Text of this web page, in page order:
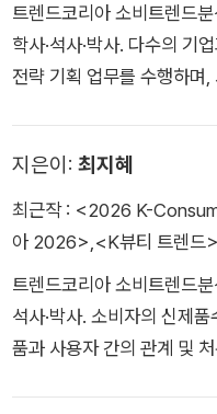
자와 시장〉이라는 강좌를
>를 개설했다. 이는 오픈
집필한 30여 권의 도서와
경제경영·자기계발·인생관
만든 김난도 작가의 ‘디지
서의 역할도 수행하고 있다.
등 여러 교육청과 학교, 서울
성전자·현대자동차·LG전
회사들에게 컨설팅과 강의를
켓컬리 인사이트』, 『더현대
트렌드코리아 소비트렌드
학사·석사·박사. 다수의 기
전략 기획 업무를 수행하며
학회 최우수논문상을 수상
리즈 공저자로 참여하고 있
른아홉』, 『트렌드 차이나』,
해보험 여성리더 자문위원,
인자문위원, 한강시민위원,
문고 북멘토 등을 맡고 있으
출연하며 《동아일보》에 ‘
지은이: 최지혜
최근작 : <2026 K-
아 2026>,<K뷰티 트렌드>
트렌드코리아 소비트렌드
석사·박사. 소비자의 신제
품과 사용자 간의 관계 및